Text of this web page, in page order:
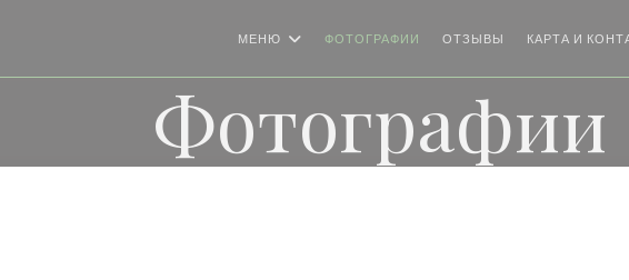
МЕНЮ ФОТОГРАФИИ ОТЗЫВЫ КАРТА И
Фотографии